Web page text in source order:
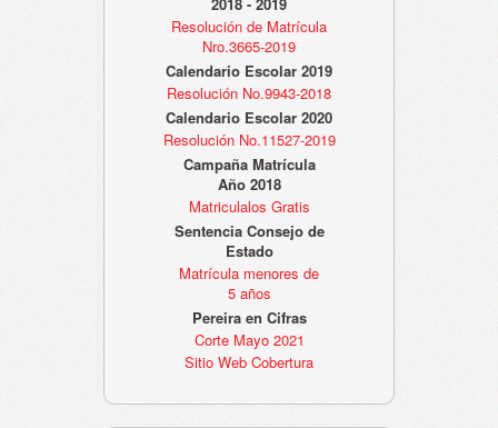
Resolución de Matrícula
Nro.3665-2019
Calendario Escolar 2019
Resolución No.9943-2018
Calendario Escolar 2020
Resolución No.11527-2019
Campaña Matrícula
Año 2018
Matriculalos Gratis
Sentencia Consejo de
Estado
Matrícula menores de
5 años
Pereira en Cifras
Corte Mayo 2021
Sitio Web Cobertura